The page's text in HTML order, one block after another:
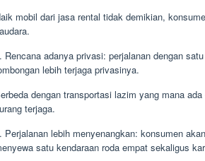
mobil dari jasa rental tidak demikian,
Rencana adanya privasi: perjalanan dengan
lebih terjaga privasinya.
dengan transportasi lazim yang mana
terjaga.
Perjalanan lebih menyenangkan: konsumen
satu kendaraan roda empat sekaligus